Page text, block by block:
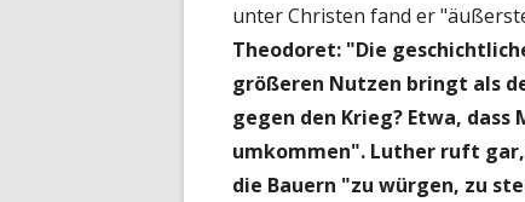
unter Christen fand er
Theodoret: "Die
größeren Nutzen bringt als
gegen den Krieg? Etwa, dass
umkommen". Luther ruft
die Bauern "zu würgen, zu